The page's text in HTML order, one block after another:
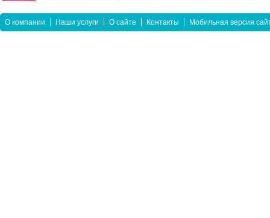
О компании Наши услуги О сайте Контакты Мобильная версия